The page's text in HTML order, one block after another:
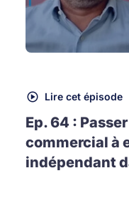
Lire cet épisode
Ep. 64 :
commercial à
indépendant